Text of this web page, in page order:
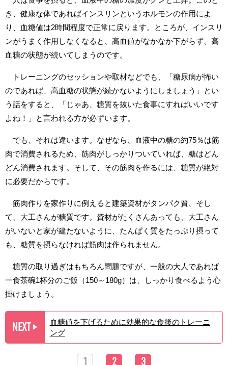
き、健康な体であればインスリンというホルモンの作用によ
り、血糖値は2時間程度で正常に戻ります。ところが、インスリ
ンがうまく作用しなくなると、高血値がなかなか下がらず、高
血糖の状態が続いてしまうのです。
トレーニングのセッションや取材などでも、「糖尿病が怖い
のであれば、高血糖の状態が続かないようにしましょう」とい
う話をすると、「じゃあ、糖質を抜いた食事にすればいいです
よね！」と言われる方が必ずいます。
でも、それは違います。なぜなら、血液中の糖の約75％は筋
肉で消費されるため、筋肉がしっかりついていれば、糖はどん
どん消費されます。そして、その筋肉を作るには、糖質が絶対
に必要だからです。
筋肉作りを家作りに例えると建築資材がタンパク質、そし
て、大工さんが糖質です。資材がたくさんあっても、大工さん
がいないと家が建たないように、たんぱく質をたっぷり摂って
も、糖質を摂らなければ筋肉は作られません。
糖質の取り過ぎはもちろん問題ですが、一般の大人であれば
一食茶碗1杯分のご飯（150～180g）は、しっかり食べるよう心
掛けましょう。
NEXT ▶︎
血糖値を下げるために効果的な食後のトレーニ
ング
1 2 3